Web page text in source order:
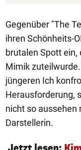
Gegenüber "The
ihren Schönheits-
brutalen Spott
Mimik
jüngeren Ich
Herausforderung,
nicht so aussehen
Darstellerin.